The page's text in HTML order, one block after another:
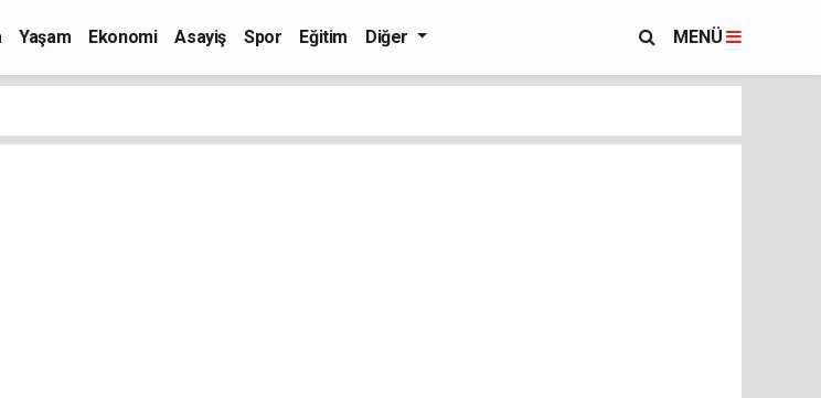
Yaşam Ekonomi Asayiş Spor Eğitim Diğer MENÜ